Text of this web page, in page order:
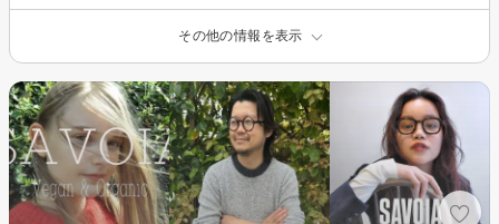
その他の情報を表示